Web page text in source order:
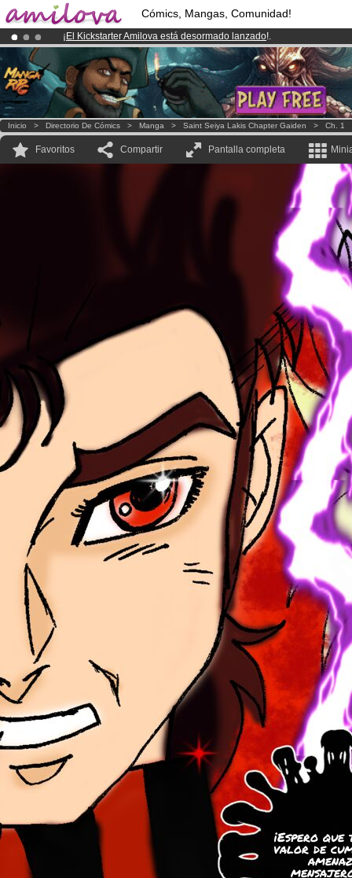
Cómics, Mangas, Comunidad!
¡ El Kickstarter Amilova está desormado lanzado!.
¡Conviertete en Premium por3.95 eurosal mes!Hazte Premium ya
¡Ya tenemos 100000miembrosy 1000 Cómics y Mangas!.
Inicio > Directorio De Cómics > Manga > Saint Seiya Lakis Chapter Gaiden > Ch. 1
Favoritos Compartir Pantalla completa
¡Espero
valor de